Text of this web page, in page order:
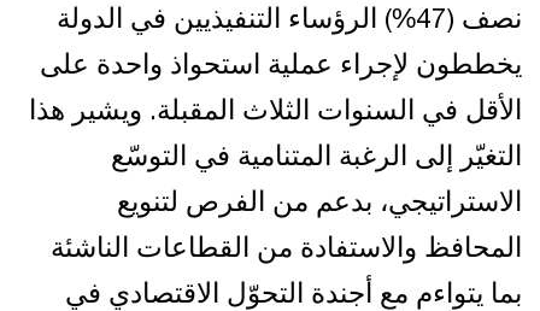
نصف (47%) الرؤساء التنفيذيين في الدولة
يخططون لإجراء عملية استحواذ واحدة على
الأقل في السنوات الثلاث المقبلة. ويشير هذا
التغيّر إلى الرغبة المتنامية في التوسّع
الاستراتيجي، بدعم من الفرص لتنويع
المحافظ والاستفادة من القطاعات الناشئة
بما يتواءم مع أجندة التحوّل الاقتصادي في